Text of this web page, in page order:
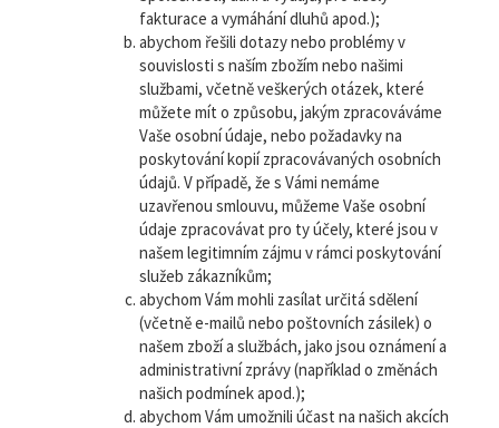
fakturace a vymáhání dluhů apod.);
abychom řešili dotazy nebo problémy v
souvislosti s naším zbožím nebo našimi
službami, včetně veškerých otázek, které
můžete mít o způsobu, jakým zpracováváme
Vaše osobní údaje, nebo požadavky na
poskytování kopií zpracovávaných osobních
údajů. V případě, že s Vámi nemáme
uzavřenou smlouvu, můžeme Vaše osobní
údaje zpracovávat pro ty účely, které jsou v
našem legitimním zájmu v rámci poskytování
služeb zákazníkům;
abychom Vám mohli zasílat určitá sdělení
(včetně e-mailů nebo poštovních zásilek) o
našem zboží a službách, jako jsou oznámení a
administrativní zprávy (například o změnách
našich podmínek apod.);
abychom Vám umožnili účast na našich akcích